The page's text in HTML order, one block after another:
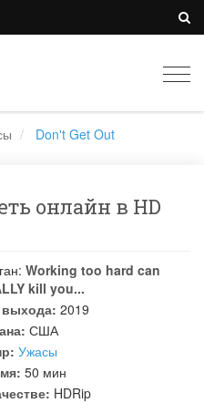
Don't Get Out
онлайн в HD
Working too hard can
kill you...
выхода: 2019
США
Ужасы
50 мин
HDRip